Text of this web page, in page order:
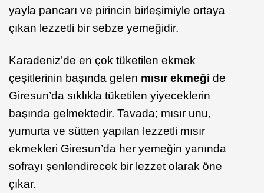
yayla pancarı ve pirincin birleşimiyle ortaya
çıkan lezzetli bir sebze yemeğidir.
Karadeniz’de en çok tüketilen ekmek
çeşitlerinin başında gelen mısır ekmeği de
Giresun’da sıklıkla tüketilen yiyeceklerin
başında gelmektedir. Tavada; mısır unu,
yumurta ve sütten yapılan lezzetli mısır
ekmekleri Giresun’da her yemeğin yanında
sofrayı şenlendirecek bir lezzet olarak öne
çıkar.